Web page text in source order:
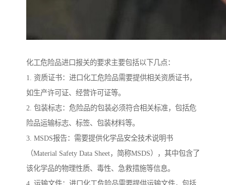
化工危险品进口报关的要求主要包括以下几点：
1. 资质证书：进口化工危险品需要提供相关资质证书，
如生产许可证、经营许可证等。
2. 包装标志：危险品的包装必须符合相关标准，包括危
险品运输标志、标签、包装材料等。
3. MSDS报告：需要提供化学品安全技术说明书
（Material Safety Data Sheet，简称MSDS），其中包含了
该化学品的物理性质、毒性、急救措施等信息。
4. 运输文件：进口化工危险品需要提供运输文件，包括